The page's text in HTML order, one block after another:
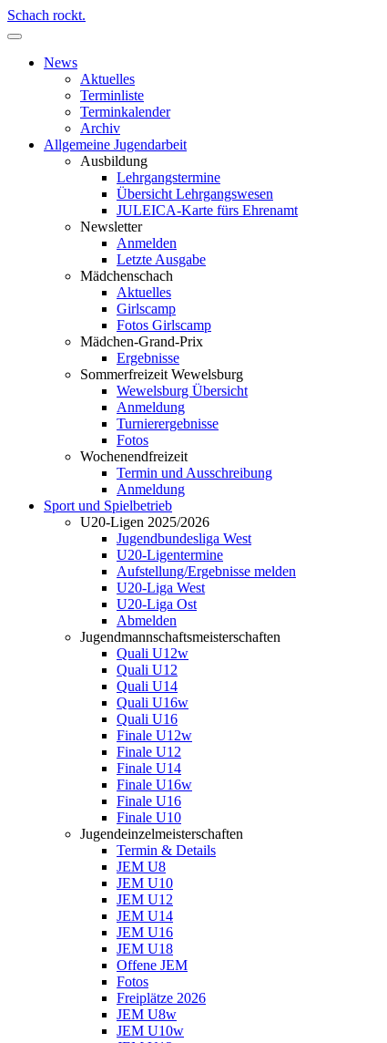
Schach rockt.
News
Aktuelles
Terminliste
Terminkalender
Archiv
Allgemeine Jugendarbeit
Ausbildung
Lehrgangstermine
Übersicht Lehrgangswesen
JULEICA-Karte fürs Ehrenamt
Newsletter
Anmelden
Letzte Ausgabe
Mädchenschach
Aktuelles
Girlscamp
Fotos Girlscamp
Mädchen-Grand-Prix
Ergebnisse
Sommerfreizeit Wewelsburg
Wewelsburg Übersicht
Anmeldung
Turnierergebnisse
Fotos
Wochenendfreizeit
Termin und Ausschreibung
Anmeldung
Sport und Spielbetrieb
U20-Ligen 2025/2026
Jugendbundesliga West
U20-Ligentermine
Aufstellung/Ergebnisse melden
U20-Liga West
U20-Liga Ost
Abmelden
Jugendmannschaftsmeisterschaften
Quali U12w
Quali U12
Quali U14
Quali U16w
Quali U16
Finale U12w
Finale U12
Finale U14
Finale U16w
Finale U16
Finale U10
Jugendeinzelmeisterschaften
Termin & Details
JEM U8
JEM U10
JEM U12
JEM U14
JEM U16
JEM U18
Offene JEM
Fotos
Freiplätze 2026
JEM U8w
JEM U10w